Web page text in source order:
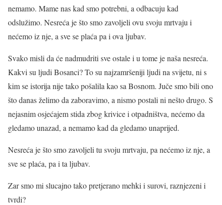
nemamo. Mame nas kad smo potrebni, a odbacuju kad
odslužimo. Nesreća je što smo zavoljeli ovu svoju mrtvaju i
nećemo iz nje, a sve se plaća pa i ova ljubav.
Svako misli da će nadmudriti sve ostale i u tome je naša nesreća.
Kakvi su ljudi Bosanci? To su najzamršeniji ljudi na svijetu, ni s
kim se istorija nije tako pošalila kao sa Bosnom. Juče smo bili ono
što danas želimo da zaboravimo, a nismo postali ni nešto drugo. S
nejasnim osjećajem stida zbog krivice i otpadništva, nećemo da
gledamo unazad, a nemamo kad da gledamo unaprijed.
Nesreća je što smo zavoljeli tu svoju mrtvaju, pa nećemo iz nje, a
sve se plaća, pa i ta ljubav.
Zar smo mi slucajno tako pretjerano mehki i surovi, raznjezeni i
tvrdi?